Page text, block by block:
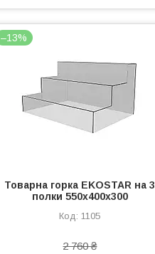
–13%
Товарна горка EKOSTAR на 3
полки 550х400х300
1105
2 760 ₴